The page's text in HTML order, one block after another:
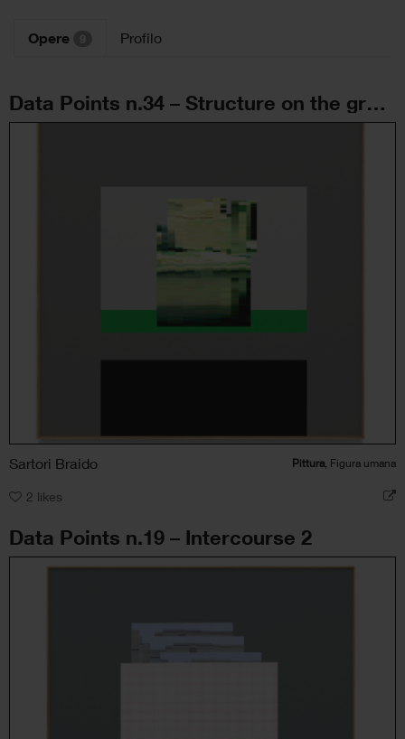
Opere Profilo
Data Points n.34 – Structure on the grass 2
Sartori Braido Pittura , Figura umana
2 likes
Data Points n.19 – Intercourse 2